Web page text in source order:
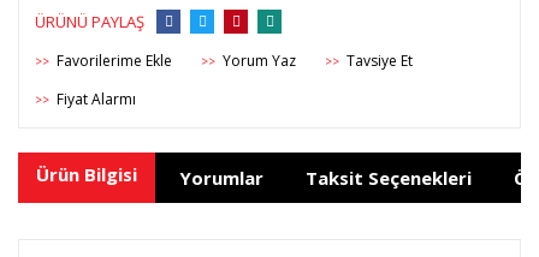
ÜRÜNÜ PAYLAŞ
>> >> Yorum Yaz >> Tavsiye Et
>> Fiyat Alarmı
Ürün Bilgisi Yorumlar Taksit Seçenekleri